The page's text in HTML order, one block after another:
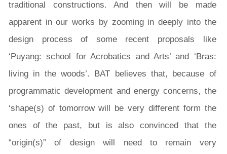
traditional constructions. And then will be made
apparent in our works by zooming in deeply into the
design process of some recent proposals like
‘Puyang: school for Acrobatics and Arts’ and ‘Bras:
living in the woods’. BAT believes that, because of
programmatic development and energy concerns, the
‘shape(s) of tomorrow will be very different form the
ones of the past, but is also convinced that the
“origin(s)” of design will need to remain very